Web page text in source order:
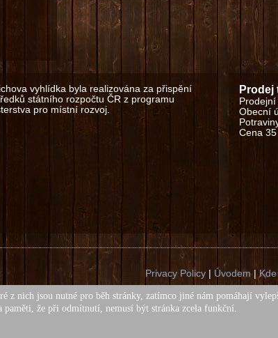
vyhlídka byla realizována za přispění
státního rozpočtu ČR z programu
pro místní rozvoj.
Prodej
Obecní
Cena
Privacy Policy Úvodem|
Copyright obec Nová Ves I © 2018. All
Všechny texty a fotografie na těchto stránkách jsou
z nich jsou nutné pro běh stránky, zatímco jiné nám pomáhají
že při odmítnutí, nemusí být stránka zcela funkční.